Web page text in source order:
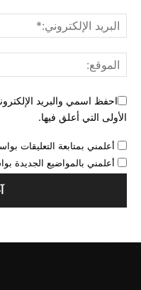
احفظ اسمي والبريد
الأولى التي أعلق فيها.
أعلمني بمتابعة التعليقات
أعلمني بالمواضيع الجديدة